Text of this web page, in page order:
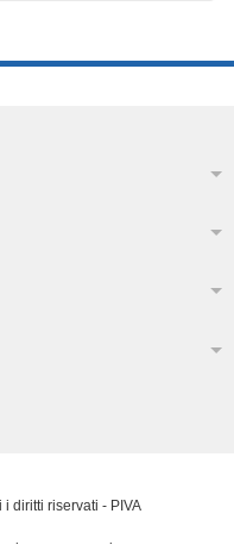
diritti riservati - PIVA